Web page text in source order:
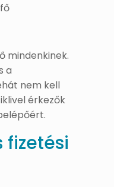
mindenkinek.
a
nem kell
érkezők
fizetési